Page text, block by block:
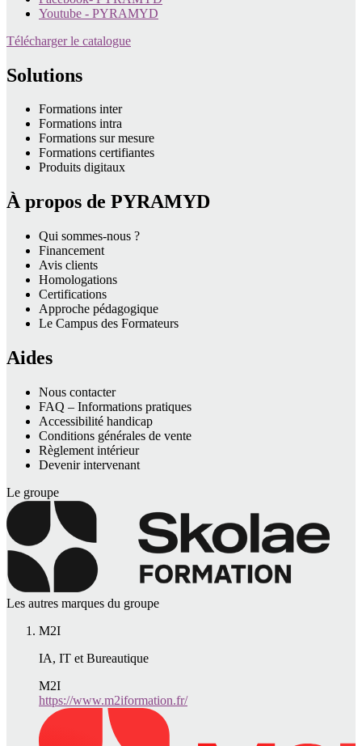
Youtube - PYRAMYD
Télécharger le catalogue
Solutions
Formations inter
Formations intra
Formations sur mesure
Formations certifiantes
Produits digitaux
À propos de PYRAMYD
Qui sommes-nous ?
Financement
Avis clients
Homologations
Certifications
Approche pédagogique
Le Campus des Formateurs
Aides
Nous contacter
FAQ – Informations pratiques
Accessibilité handicap
Conditions générales de vente
Règlement intérieur
Devenir intervenant
Le groupe
Les autres marques du groupe
M2I
IA, IT et Bureautique
M2I
https://www.m2iformation.fr/